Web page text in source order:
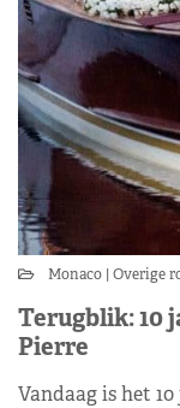
Monaco Overige
Terugblik: 10
Pierre
Vandaag is het